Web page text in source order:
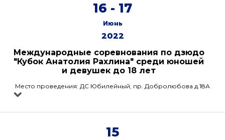
16 - 17
Июнь
2022
Международные соревнования по дзюдо
"Кубок Анатолия Рахлина" среди юношей
и девушек до 18 лет
Место проведения: ДС Юбилейный, пр. Добролюбова д.18А
15